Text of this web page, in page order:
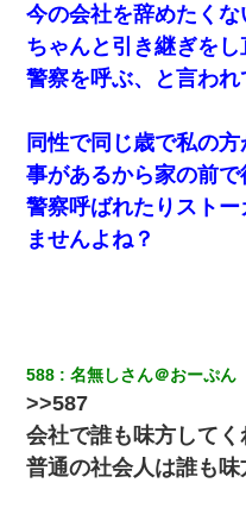
今の会社を辞めたく
ちゃんと引き継ぎをし
警察を呼ぶ、と言わ
同性で同じ歳で私の
事があるから家の前
警察呼ばれたりスト
ませんよね？
588 名無しさん＠おーぷん
>>587
会社で誰も味方して
普通の社会人は誰も